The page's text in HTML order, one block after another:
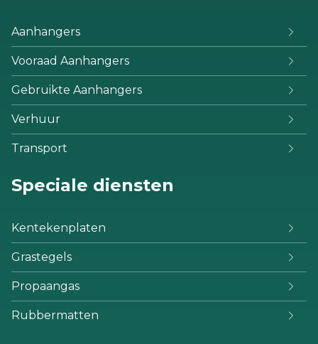
Aanhangers
Vooraad Aanhangers
Gebruikte Aanhangers
Verhuur
Transport
Speciale diensten
Kentekenplaten
Grastegels
Propaangas
Rubbermatten